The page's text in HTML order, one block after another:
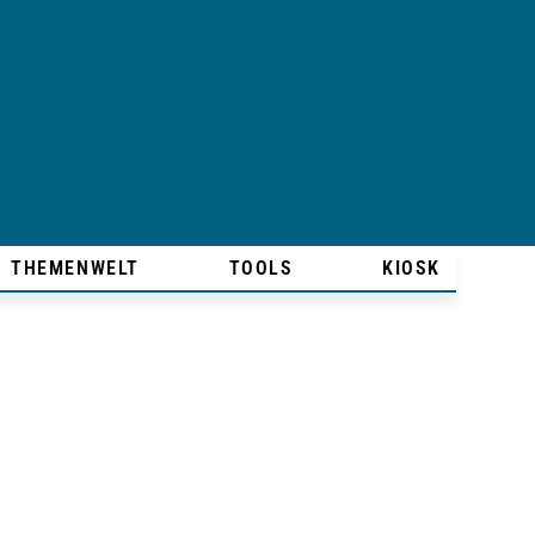
THEMENWELT TOOLS KIOSK